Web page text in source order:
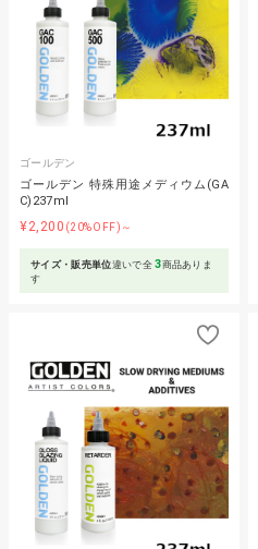
ゴールデン
ゴールデン 特殊用途メディウム(GA
C)237ml
¥2,200 (20%OFF)～
サイズ・販売単位違いで全3商品ありま
す